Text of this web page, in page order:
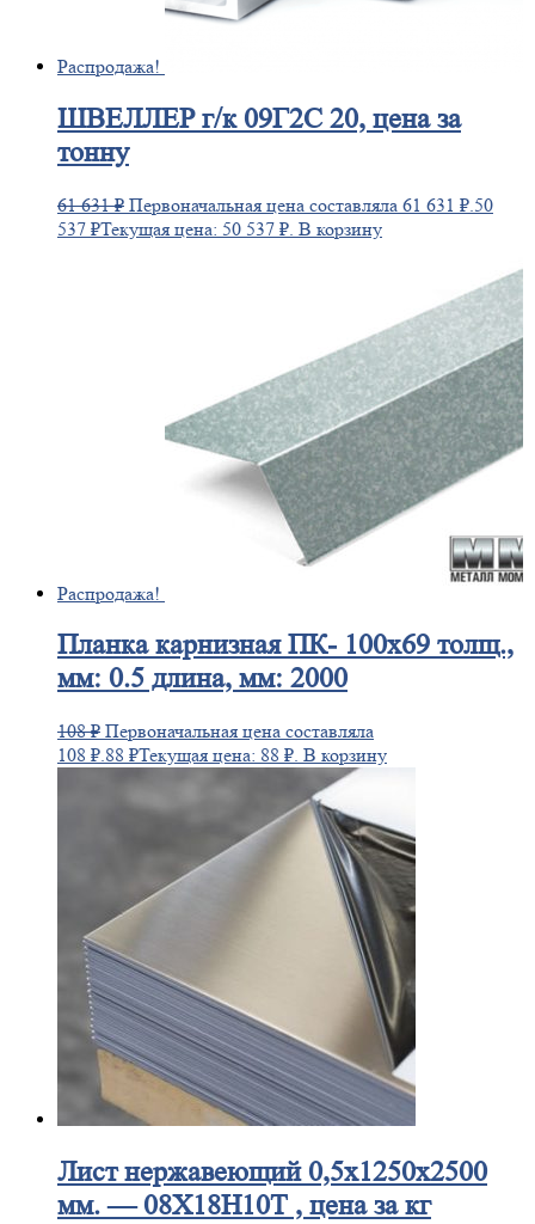
Распродажа!
ШВЕЛЛЕРг/к 09Г2С 20, цена за
тонну
61 631₽ Первоначальная цена составляла 61 631 ₽. 50
537 ₽Текущая цена: 50 537 ₽. В корзину
Распродажа!
Планкакарнизная ПК- 100х69 толщ.,
мм: 0.5 длина, мм: 2000
108₽ Первоначальная цена составляла
108 ₽.88 ₽Текущая цена: 88 ₽. В корзину
Листнержавеющий 0,5x1250x2500
мм. — 08Х18Н10Т , цена за кг